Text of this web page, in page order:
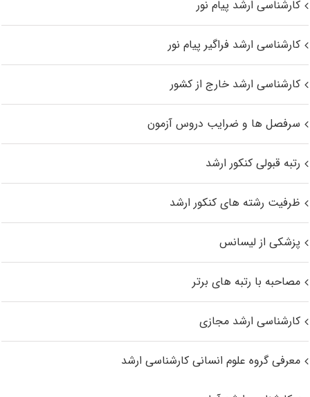
کارشناسی ارشد پیام نور
کارشناسی ارشد فراگیر پیام نور
کارشناسی ارشد خارج از کشور
سرفصل ها و ضرایب دروس آزمون
رتبه قبولی کنکور ارشد
ظرفیت رشته های کنکور ارشد
پزشکی از لیسانس
مصاحبه با رتبه های برتر
کارشناسی ارشد مجازی
معرفی گروه علوم انسانی کارشناسی ارشد